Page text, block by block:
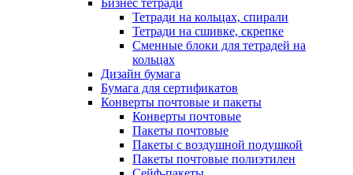
Бизнес тетради
Тетради на кольцах, спирали
Тетради на сшивке, скрепке
Сменные блоки для тетрадей на
кольцах
Дизайн бумага
Бумага для сертификатов
Конверты почтовые и пакеты
Конверты почтовые
Пакеты почтовые
Пакеты с воздушной подушкой
Пакеты почтовые полиэтилен